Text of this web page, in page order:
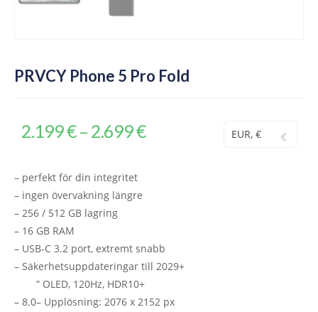
PRVCY Phone 5 Pro Fold
2.199€ – 2.699€ EUR, €
– perfekt för din integritet
– ingen övervakning längre
– 256 / 512 GB lagring
– 16 GB RAM
– USB-C 3.2 port, extremt snabb
– Säkerhetsuppdateringar till 2029+
– 8.0
” OLED, 120Hz, HDR10+
– Upplösning: 2076 x 2152 px